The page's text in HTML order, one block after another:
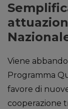
Viene
Programma
favore di
cooperazione